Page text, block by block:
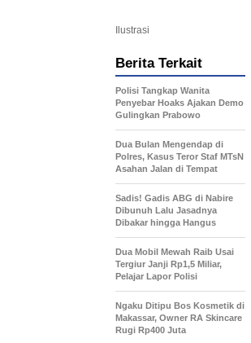
Ilustrasi
Berita Terkait
Polisi Tangkap Wanita
Penyebar Hoaks Ajakan Demo
Gulingkan Prabowo
Dua Bulan Mengendap di
Polres, Kasus Teror Staf MTsN
Asahan Jalan di Tempat
Sadis! Gadis ABG di Nabire
Dibunuh Lalu Jasadnya
Dibakar hingga Hangus
Dua Mobil Mewah Raib Usai
Tergiur Janji Rp1,5 Miliar,
Pelajar Lapor Polisi
Ngaku Ditipu Bos Kosmetik di
Makassar, Owner RA Skincare
Rugi Rp400 Juta